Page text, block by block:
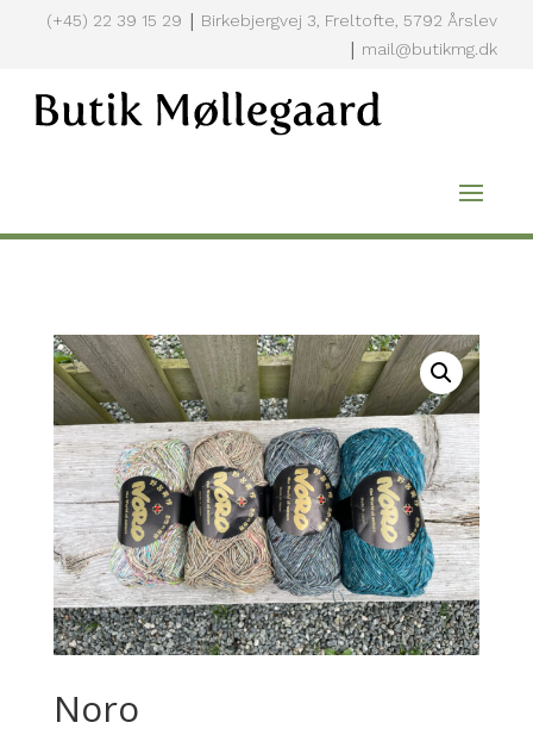
(+45) 22 39 15 29 | Birkebjergvej 3, Freltofte, 5792 Årslev
| mail@butikmg.dk
Noro